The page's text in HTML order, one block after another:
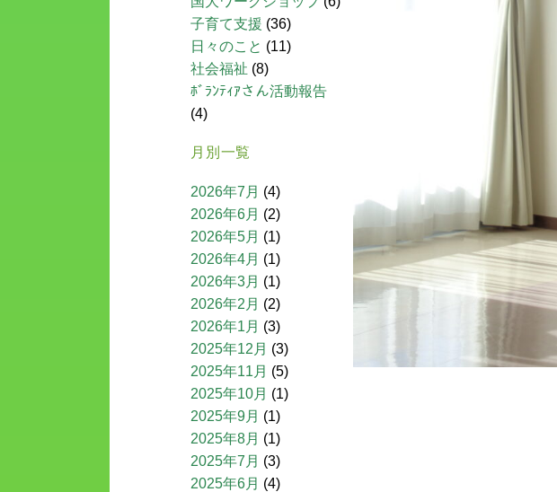
子育て支援 (36)
日々のこと (11)
社会福祉 (8)
ﾎﾞﾗﾝﾃｨｱさん活動報告
(4)
月別一覧
2026年7月 (4)
2026年6月 (2)
2026年5月 (1)
2026年4月 (1)
2026年3月 (1)
2026年2月 (2)
2026年1月 (3)
2025年12月 (3)
2025年11月 (5)
2025年10月 (1)
2025年9月 (1)
2025年8月 (1)
2025年7月 (3)
2025年6月 (4)